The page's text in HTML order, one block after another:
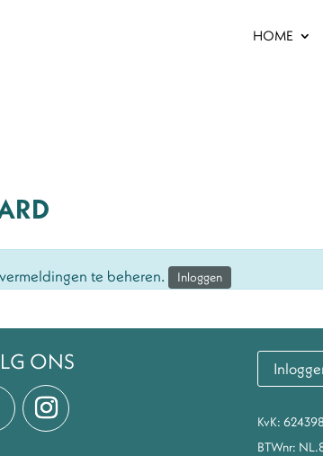
HOME
te beheren. Inloggen
ONS
KvK:
BTWnr: